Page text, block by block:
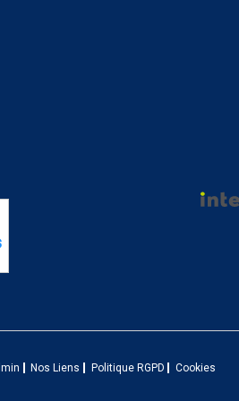
Nos Liens Politique RGPD Cookies